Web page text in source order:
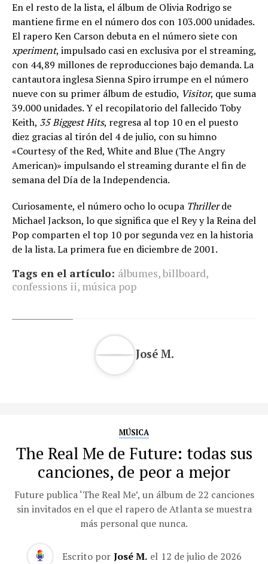
En el resto de la lista, el álbum de Olivia Rodrigo se
mantiene firme en el número dos con 103.000 unidades.
El rapero Ken Carson debuta en el número siete con
xperiment, impulsado casi en exclusiva por el streaming,
con 44,89 millones de reproducciones bajo demanda. La
cantautora inglesa Sienna Spiro irrumpe en el número
nueve con su primer álbum de estudio, Visitor, que suma
39.000 unidades. Y el recopilatorio del fallecido Toby
Keith, 35 Biggest Hits, regresa al top 10 en el puesto
diez gracias al tirón del 4 de julio, con su himno
«Courtesy of the Red, White and Blue (The Angry
American)» impulsando el streaming durante el fin de
semana del Día de la Independencia.
Curiosamente, el número ocho lo ocupa Thrillerde
Michael Jackson, lo que significa que el Rey y la Reina del
Pop comparten el top 10 por segunda vez en la historia
de la lista. La primera fue en diciembre de 2001.
Tags en el artículo: álbumes,billboard,
confessions ii, música pop
José M.
MÚSICA
The Real Me de Future: todas sus
canciones, de peor a mejor
Future publica ‘The Real Me’, un álbum de 22 canciones
sin invitados en el que el rapero de Atlanta se muestra
más personal que nunca.
Escrito por José M. el 12 de julio de 2026